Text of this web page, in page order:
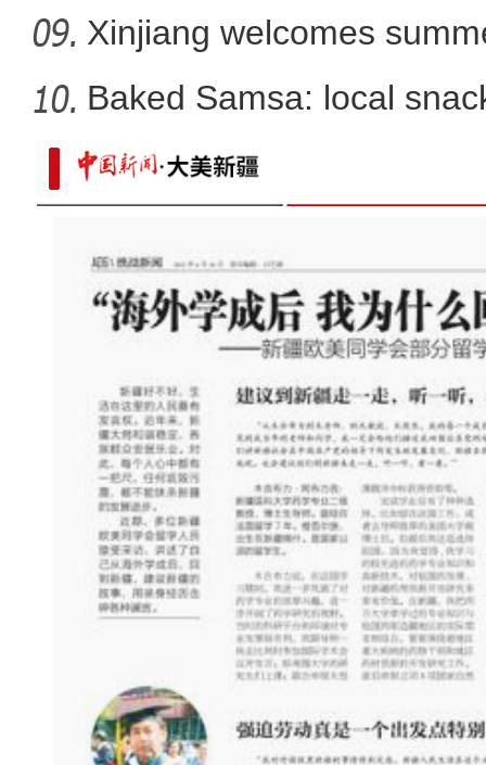
“南虾北养”热销 丰富
Xinjiang welcomes
Baked Samsa: local